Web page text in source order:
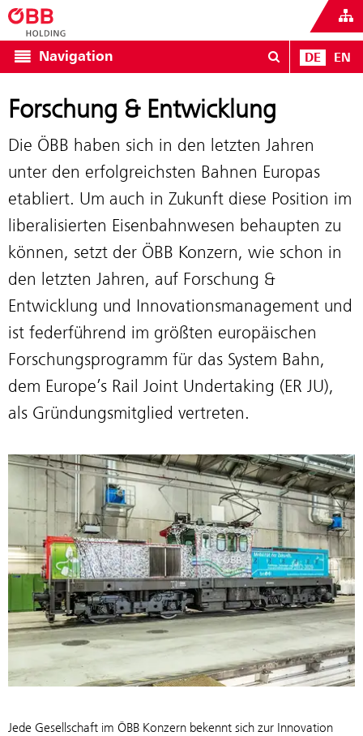
Navigation DE EN
Forschung & Entwicklung
Die ÖBB haben sich in den letzten Jahren
unter den erfolgreichsten Bahnen Europas
etabliert. Um auch in Zukunft diese Position im
liberalisierten Eisenbahnwesen behaupten zu
können, setzt der ÖBB Konzern, wie schon in
den letzten Jahren, auf Forschung &
Entwicklung und Innovationsmanagement und
ist federführend im größten europäischen
Forschungsprogramm für das System Bahn,
dem Europe’s Rail Joint Undertaking (ER JU),
als Gründungsmitglied vertreten.
Jede Gesellschaft im ÖBB Konzern bekennt sich zur Innovation